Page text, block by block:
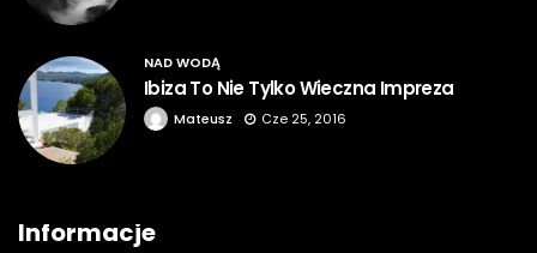
NAD WODĄ
Ibiza To Nie Tylko Wieczna Impreza
Mateusz Cze 25, 2016
Informacje